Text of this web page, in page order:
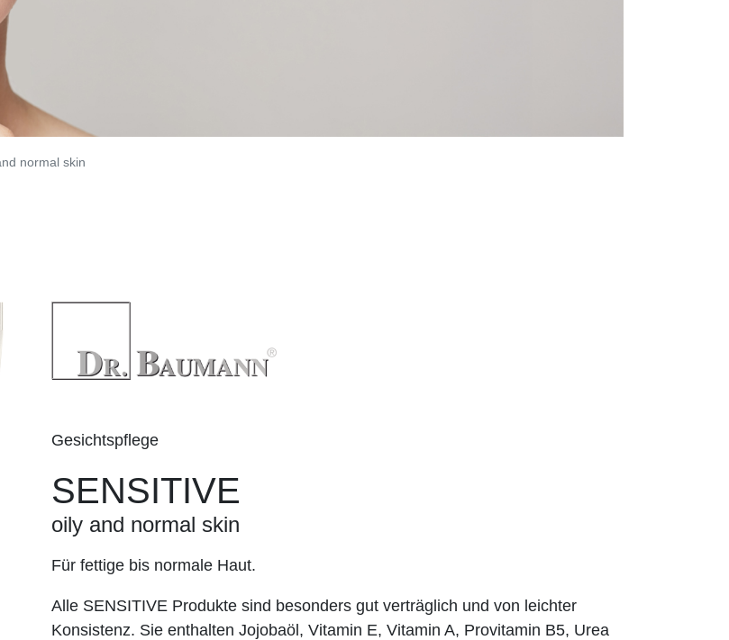
normal skin
Gesichtspflege
SENSITIVE
oily and normal skin
Für fettige bis normale Haut.
Alle SENSITIVE Produkte sind besonders gut verträglich und von leichter
Konsistenz. Sie enthalten Jojobaöl, Vitamin E, Vitamin A, Provitamin B5, Urea